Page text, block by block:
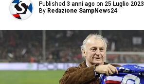
Published 3 anni ago on 25 Luglio 2023
By Redazione SampNews24